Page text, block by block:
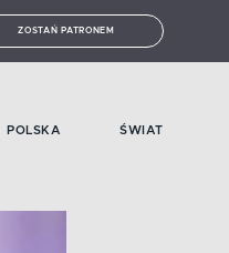
ZOSTAŃ PATRONEM
POLSKA ŚWIAT